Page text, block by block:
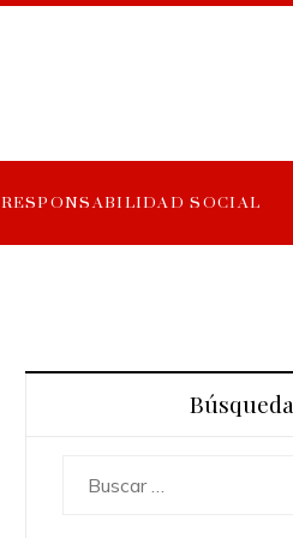
RESPONSABILIDAD SOCIAL
Búsqueda